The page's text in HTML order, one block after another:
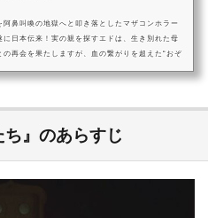
鼻叫喚の地獄へと叩き落としたマザコンホラー
に日本伝来！実の親を探すエドは、生き別れた母
再会を果たしますが、血の繋がりを超えた“おぞ
』のあらすじ